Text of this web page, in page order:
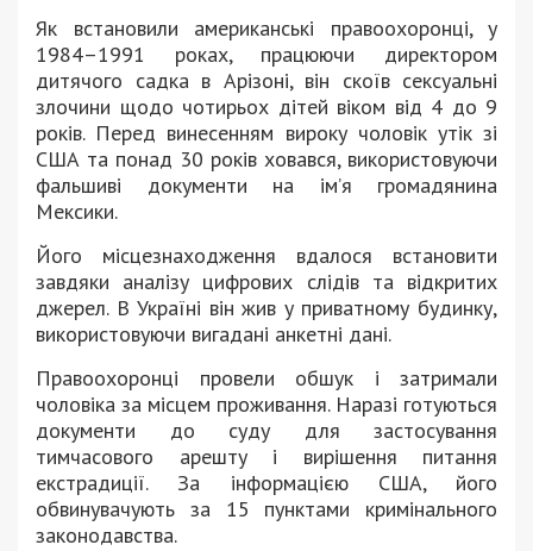
Як встановили американські правоохоронці, у
1984–1991 роках, працюючи директором
дитячого садка в Арізоні, він скоїв сексуальні
злочини щодо чотирьох дітей віком від 4 до 9
років. Перед винесенням вироку чоловік утік зі
США та понад 30 років ховався, використовуючи
фальшиві документи на ім’я громадянина
Мексики.
Його місцезнаходження вдалося встановити
завдяки аналізу цифрових слідів та відкритих
джерел. В Україні він жив у приватному будинку,
використовуючи вигадані анкетні дані.
Правоохоронці провели обшук і затримали
чоловіка за місцем проживання. Наразі готуються
документи до суду для застосування
тимчасового арешту і вирішення питання
екстрадиції. За інформацією США, його
обвинувачують за 15 пунктами кримінального
законодавства.